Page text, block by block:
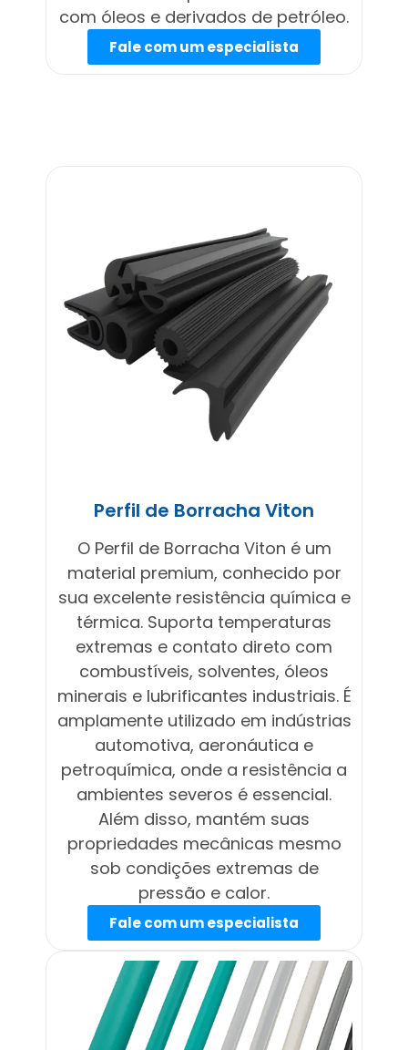
com óleos e derivados de petróleo.
Fale com um especialista
Perfil de Borracha Viton
O Perfil de Borracha Viton é um
material premium, conhecido por
sua excelente resistência química e
térmica. Suporta temperaturas
extremas e contato direto com
combustíveis, solventes, óleos
minerais e lubrificantes industriais. É
amplamente utilizado em indústrias
automotiva, aeronáutica e
petroquímica, onde a resistência a
ambientes severos é essencial.
Além disso, mantém suas
propriedades mecânicas mesmo
sob condições extremas de
pressão e calor.
Fale com um especialista